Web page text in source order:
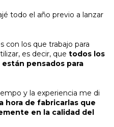
todo el año previo a lanzar
con los que trabajo para
es decir, que todos los
pensados para
y la experiencia me di
hora de fabricarlas que
en la calidad del